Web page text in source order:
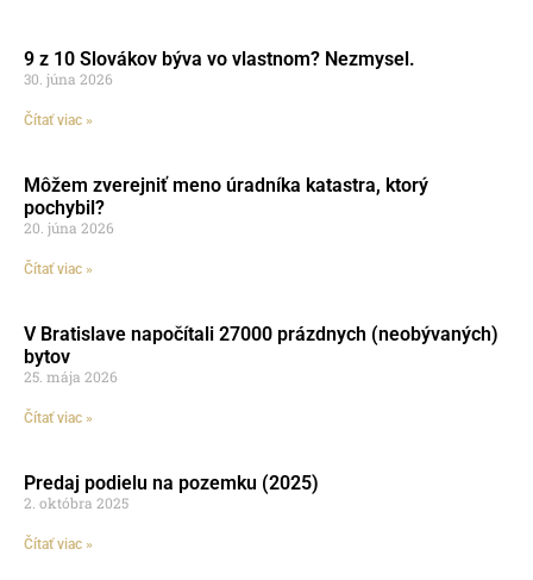
9 z 10 Slovákov býva vo vlastnom? Nezmysel.
30. júna 2026
Čítať viac »
Môžem zverejniť meno úradníka katastra, ktorý
pochybil?
20. júna 2026
Čítať viac »
V Bratislave napočítali 27000 prázdnych (neobývaných)
bytov
25. mája 2026
Čítať viac »
Predaj podielu na pozemku (2025)
2. októbra 2025
Čítať viac »